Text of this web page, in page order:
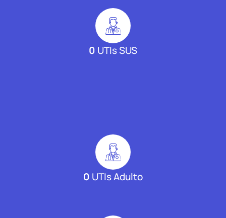
0 UTIs SUS
0 UTIs Adulto